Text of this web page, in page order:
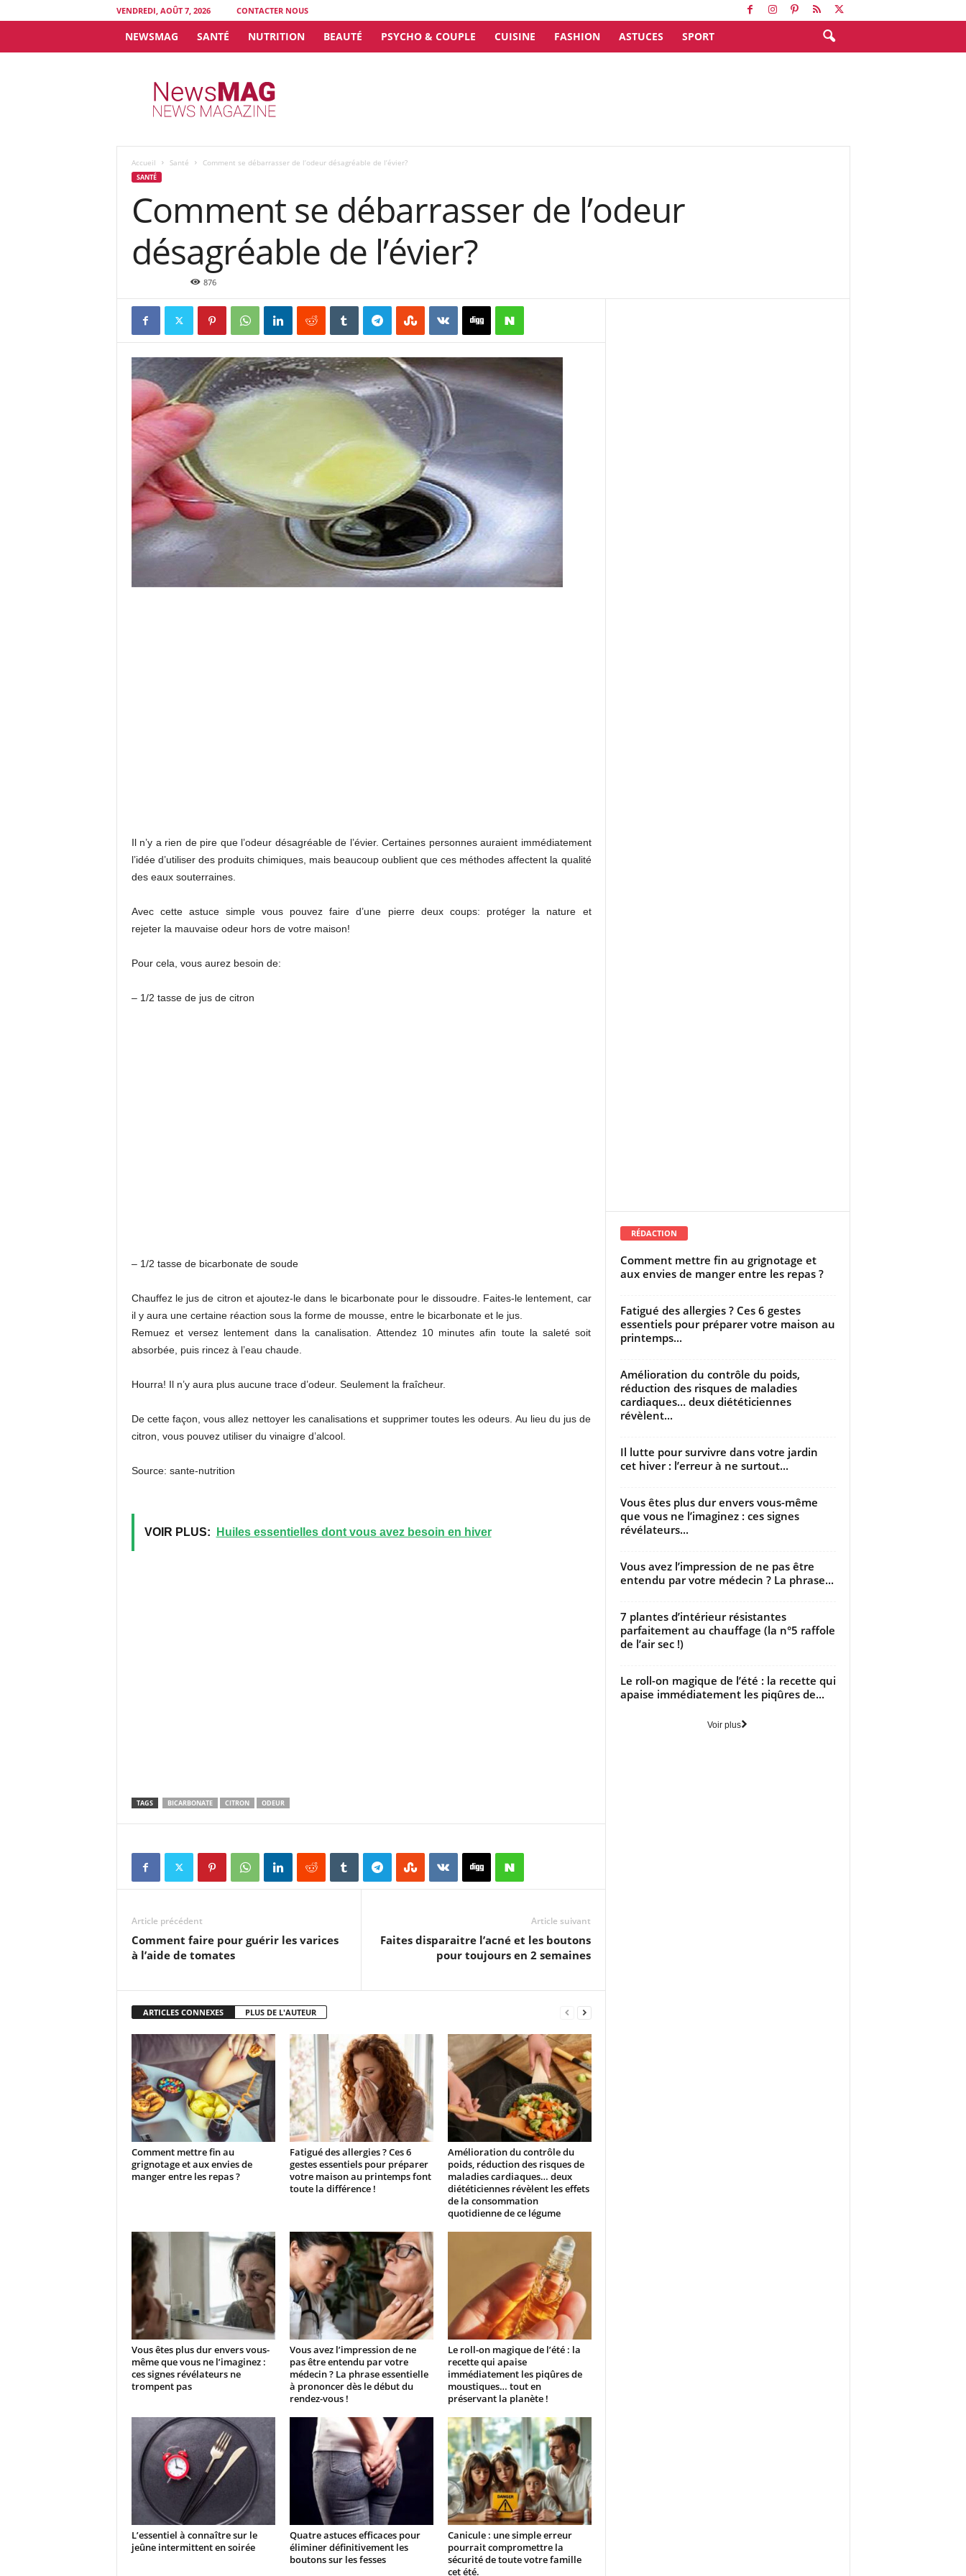
VENDREDI, AOÛT 7, 2026 CONTACTER NOUS
NEWSMAG SANTÉ NUTRITION BEAUTÉ PSYCHO & COUPLE CUISINE FASHION ASTUCES SPORT
Accueil Santé Comment se débarrasser de l’odeur désagréable de l’évier?
SANTÉ
Comment se débarrasser de l’odeur
désagréable de l’évier?
876
Il n’y a rien de pire que l’odeur désagréable de l’évier. Certaines personnes auraient immédiatement
l’idée d’utiliser des produits chimiques, mais beaucoup oublient que ces méthodes affectent la qualité
des eaux souterraines.
Avec cette astuce simple vous pouvez faire d’une pierre deux coups: protéger la nature et
rejeter la mauvaise odeur hors de votre maison!
Pour cela, vous aurez besoin de:
– 1/2 tasse de jus de citron
– 1/2 tasse de bicarbonate de soude
Chauffez le jus de citron et ajoutez-le dans le bicarbonate pour le dissoudre. Faites-le lentement, car
il y aura une certaine réaction sous la forme de mousse, entre le bicarbonate et le jus.
Remuez et versez lentement dans la canalisation. Attendez 10 minutes afin toute la saleté soit
absorbée, puis rincez à l’eau chaude.
Hourra! Il n’y aura plus aucune trace d’odeur. Seulement la fraîcheur.
De cette façon, vous allez nettoyer les canalisations et supprimer toutes les odeurs. Au lieu du jus de
citron, vous pouvez utiliser du vinaigre d’alcool.
Source: sante-nutrition
VOIR PLUS: Huiles essentielles dont vous avez besoin en hiver
TAGS BICARBONATE CITRON ODEUR
Article précédent
Comment faire pour guérir les varices
à l’aide de tomates
Article suivant
Faites disparaitre l’acné et les boutons
pour toujours en 2 semaines
ARTICLES CONNEXES PLUS DE L'AUTEUR
Comment mettre fin au
grignotage et aux envies de
manger entre les repas ?
Fatigué des allergies ? Ces 6
gestes essentiels pour préparer
votre maison au printemps font
toute la différence !
Amélioration du contrôle du
poids, réduction des risques de
maladies cardiaques… deux
diététiciennes révèlent les effets
de la consommation
quotidienne de ce légume
Vous êtes plus dur envers vous-
même que vous ne l’imaginez :
ces signes révélateurs ne
trompent pas
Vous avez l’impression de ne
pas être entendu par votre
médecin ? La phrase essentielle
à prononcer dès le début du
rendez-vous !
Le roll-on magique de l’été : la
recette qui apaise
immédiatement les piqûres de
moustiques… tout en
préservant la planète !
L’essentiel à connaître sur le
jeûne intermittent en soirée
Quatre astuces efficaces pour
éliminer définitivement les
boutons sur les fesses
Canicule : une simple erreur
pourrait compromettre la
sécurité de toute votre famille
cet été.
RÉDACTION
Comment mettre fin au grignotage et
aux envies de manger entre les repas ?
Fatigué des allergies ? Ces 6 gestes
essentiels pour préparer votre maison au
printemps...
Amélioration du contrôle du poids,
réduction des risques de maladies
cardiaques… deux diététiciennes
révèlent...
Il lutte pour survivre dans votre jardin
cet hiver : l’erreur à ne surtout...
Vous êtes plus dur envers vous-même
que vous ne l’imaginez : ces signes
révélateurs...
Vous avez l’impression de ne pas être
entendu par votre médecin ? La phrase...
7 plantes d’intérieur résistantes
parfaitement au chauffage (la n°5 raffole
de l’air sec !)
Le roll-on magique de l’été : la recette qui
apaise immédiatement les piqûres de...
Voir plus